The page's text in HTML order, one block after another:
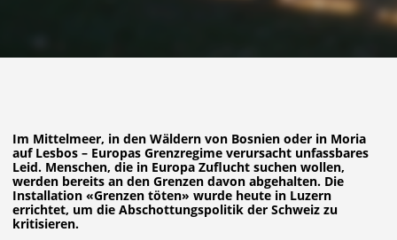
Im Mittelmeer, in den Wäldern von Bosnien oder in Moria
auf Lesbos – Europas Grenzregime verursacht unfassbares
Leid. Menschen, die in Europa Zuflucht suchen wollen,
werden bereits an den Grenzen davon abgehalten. Die
Installation «Grenzen töten» wurde heute in Luzern
errichtet, um die Abschottungspolitik der Schweiz zu
kritisieren.